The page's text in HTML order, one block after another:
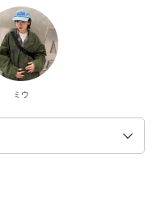
ミウ